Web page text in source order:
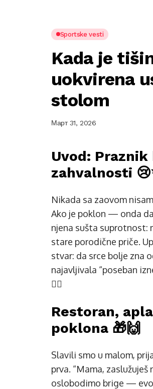
Sportske vesti
Kada je
uokvirena
stolom
Март 31, 2026
Uvod:
zahvalnosti
Nikada sa zaovom
Ako je poklon — onda
njena sušta suprotnost:
stare porodične priče.
stvar: da srce bolje zna
najavljivala “poseban
😮‍💨
Restoran,
poklona 🎁🙌
Slavili smo u malom,
prva. “Mama,
oslobodimo brige — evo